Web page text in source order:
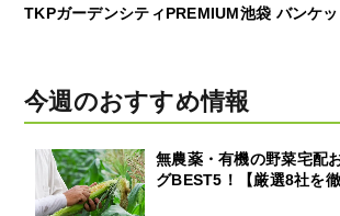
TKPガーデンシティPREMIUM池袋 バンケ
今週のおすすめ情報
無農薬・有機の野菜宅配
グBEST5！【厳選8社を徹